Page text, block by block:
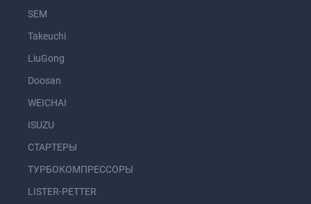
SEM
Takeuchi
LiuGong
Doosan
WEICHAI
ISUZU
СТАРТЕРЫ
ТУРБОКОМПРЕССОРЫ
LISTER-PETTER